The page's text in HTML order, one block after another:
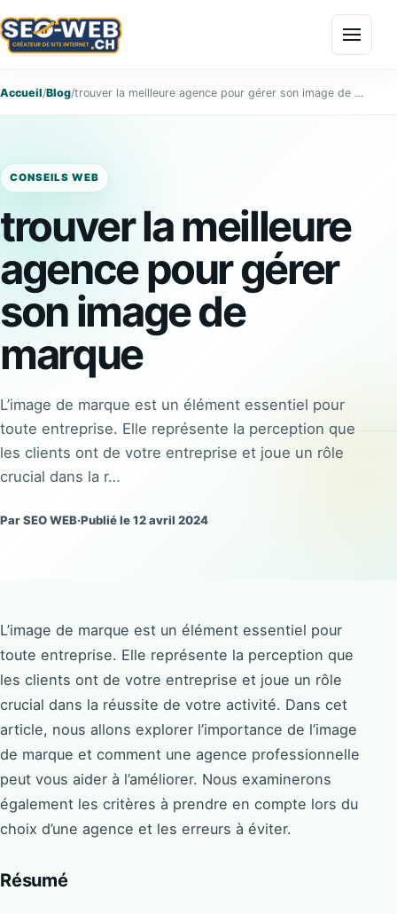
Menu
Accueil/Blog/ trouver la meilleure agence pour gérer son image de marque
CONSEILS WEB
trouver la meilleure
agence pour gérer
son image de
marque
L’image de marque est un élément essentiel pour
toute entreprise. Elle représente la perception que
les clients ont de votre entreprise et joue un rôle
crucial dans la r…
Par SEO WEB·Publié le 12 avril 2024
L’image de marque est un élément essentiel pour
toute entreprise. Elle représente la perception que
les clients ont de votre entreprise et joue un rôle
crucial dans la réussite de votre activité. Dans cet
article, nous allons explorer l’importance de l’image
de marque et comment une agence professionnelle
peut vous aider à l’améliorer. Nous examinerons
également les critères à prendre en compte lors du
choix d’une agence et les erreurs à éviter.
Résumé